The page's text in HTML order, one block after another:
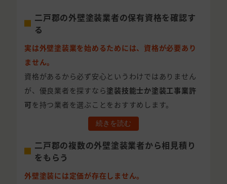
二戸郡の外壁塗装業者の保有資格を確認す
る
実は外壁塗装業を始めるためには、資格が必要あり
ません。
資格があるから必ず安心というわけではありません
が、優良業者を探すなら塗装技能士か塗装工事業許
可 を持つ業者を選ぶことをおすすめします。
続きを読む
二戸郡の複数の外壁塗装業者から相見積り
をもらう
外壁塗装には定価が存在しません。